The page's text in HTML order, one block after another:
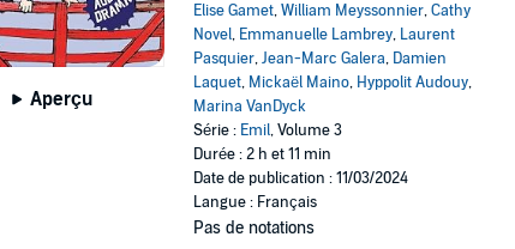
Aperçu
Elise Gamet,William Meyssonnier,Cathy
Novel, Emmanuelle Lambrey, Laurent
Pasquier,Jean-Marc Galera, Damien
Laquet, Mickaël Maino, Hyppolit Audouy,
Marina VanDyck
Série : Emil, Volume 3
Durée : 2 h et 11 min
Date de publication : 11/03/2024
Langue : Français
Pas de notations